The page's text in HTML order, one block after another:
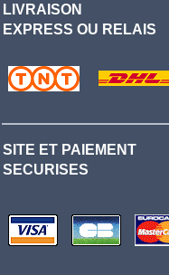
LIVRAISON
EXPRESS OU RELAIS
SITE ET PAIEMENT
SECURISES